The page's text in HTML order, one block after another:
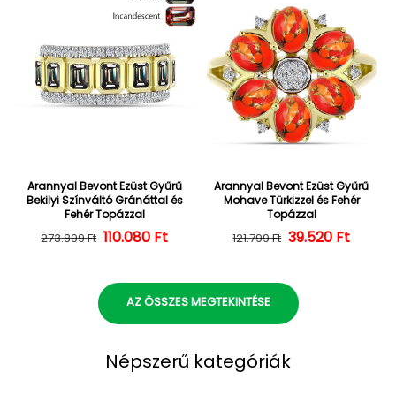
Arannyal Bevont Ezüst Gyűrű
Bekilyi Színváltó Gránáttal és
Fehér Topázzal
Normál ár
273.899 Ft Kedvezményes ár
110.080 Ft
Arannyal Bevont Ezüst Gyűrű
Mohave Türkizzel és Fehér
Topázzal
Normál ár
121.799 Ft 39.520 Ft
AZ ÖSSZES MEGTEKINTÉSE
Népszerű kategóriák